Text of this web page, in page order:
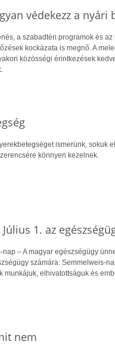
védekezz a nyári
a szabadtéri programok és
kockázata is megnő. A
közösségi érintkezések
ismerünk, sokuk
könnyen kezelnek.
1. az
nap – A magyar egészségügy
számára: Semmelweis-
munkájuk, elhivatottságuk és
nem